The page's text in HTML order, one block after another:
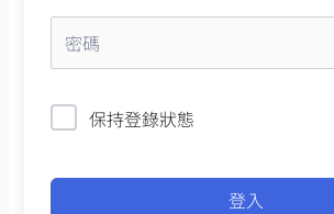
保持登錄狀態
登入